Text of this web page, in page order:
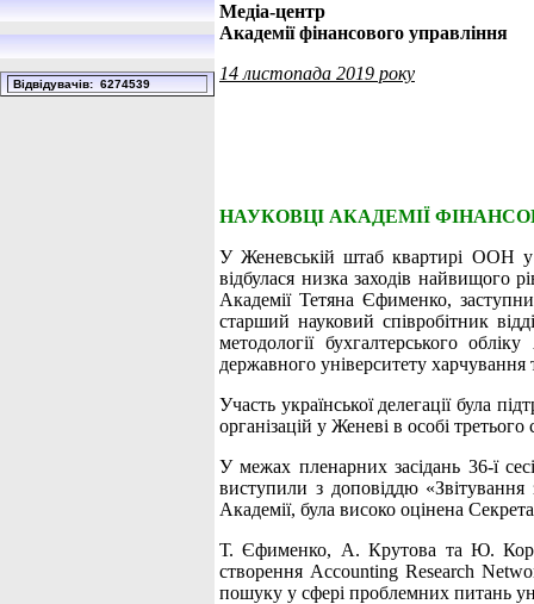
Вiдвiдувачiв: 6274539
Медіа-центр
Академії фінансового управління
14 листопада 2019 року
НАУКОВЦІ АКАДЕМІЇ
У Женевській штаб квартирі ООН у
відбулася низка заходів найвищого
Академії Тетяна Єфименко,
старший науковий співробітник
методології бухгалтерського
державного університету харчування
Участь української делегації була
організацій у Женеві в особі
У межах пленарних засідань 36-ї
виступили з доповіддю
Академії, була високо оцінена
Т. Єфименко, А. Крутова та Ю.
створення Accounting Research
пошуку у сфері проблемних питань